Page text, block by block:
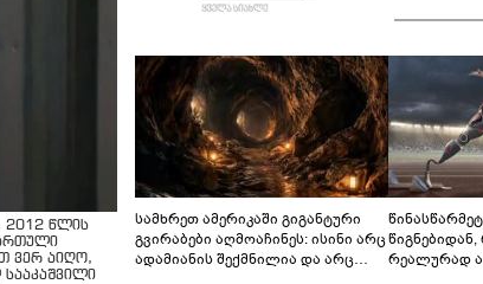
2012 წლის
ვერ აიღო,
სამხრეთ ამერიკაში გიგანტური
გვირაბები აღმოაჩინეს: ისინი არც
ადამიანის შექმნილია და არც
რეალურად